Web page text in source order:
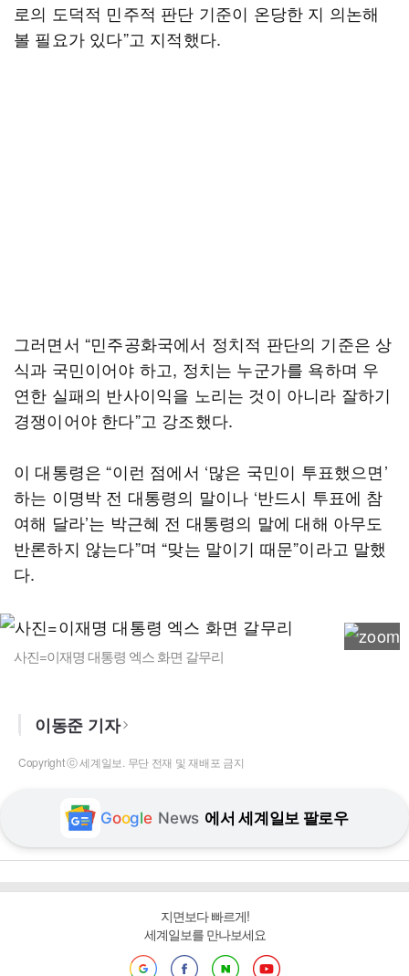
로의 도덕적 민주적 판단 기준이 온당한 지 의논해
볼 필요가 있다”고 지적했다.
그러면서 “민주공화국에서 정치적 판단의 기준은 상
식과 국민이어야 하고, 정치는 누군가를 욕하며 우
연한 실패의 반사이익을 노리는 것이 아니라 잘하기
경쟁이어야 한다”고 강조했다.
이 대통령은 “이런 점에서 ‘많은 국민이 투표했으면’
하는 이명박 전 대통령의 말이나 ‘반드시 투표에 참
여해 달라’는 박근혜 전 대통령의 말에 대해 아무도
반론하지 않는다”며 “맞는 말이기 때문”이라고 말했
다.
사진=이재명 대통령 엑스 화면 갈무리
이동준 기자
Copyright ⓒ 세계일보. 무단 전재 및 재배포 금지
Google News 에서 세계일보 팔로우
지면보다 빠르게!
세계일보를 만나보세요